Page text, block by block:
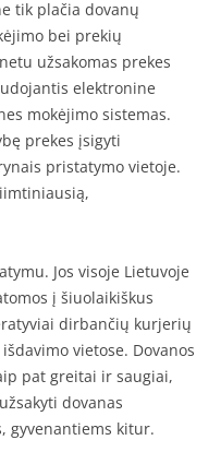
tik plačia dovanų
bei prekių
užsakomas prekes
elektronine
mokėjimo sistemas.
prekes įsigyti
pristatymo vietoje.
Jos visoje Lietuvoje
į šiuolaikiškus
dirbančių kurjerių
vietose. Dovanos
pat greitai ir saugiai,
dovanas
gyvenantiems kitur.